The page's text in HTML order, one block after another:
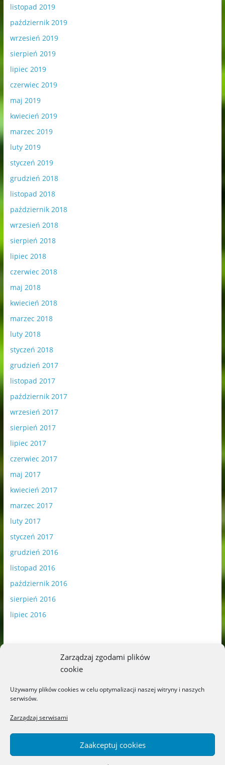
Zarządzaj zgodami plików
cookie
Używamy plików cookies w celu optymalizacji naszej witryny i naszych
serwisów.
Zarządzaj serwisami
Zaakceptuj cookies
listopad 2019
październik 2019
wrzesień 2019
sierpień 2019
lipiec 2019
czerwiec 2019
maj 2019
kwiecień 2019
marzec 2019
luty 2019
styczeń 2019
grudzień 2018
listopad 2018
październik 2018
wrzesień 2018
sierpień 2018
lipiec 2018
czerwiec 2018
maj 2018
kwiecień 2018
marzec 2018
luty 2018
styczeń 2018
grudzień 2017
listopad 2017
październik 2017
wrzesień 2017
sierpień 2017
lipiec 2017
czerwiec 2017
maj 2017
kwiecień 2017
marzec 2017
luty 2017
styczeń 2017
grudzień 2016
listopad 2016
październik 2016
sierpień 2016
lipiec 2016